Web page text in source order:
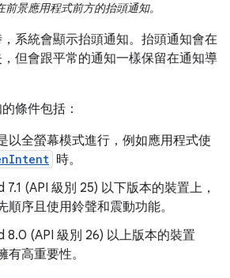
前景應用程式前方的抬頭通知。
系統會顯示抬頭通知。抬頭通知會在
但會跟平常的通知一樣保留在通知導
條件包括：
以全螢幕模式進行，例如應用程式使
時。
7.1 (API 級別 25) 以下版本的裝置上，
順序且使用鈴聲和震動功能。
8.0 (API 級別 26) 以上版本的裝置
有高重要性。